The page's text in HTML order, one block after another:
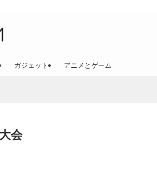
ガジェット アニメとゲーム
会